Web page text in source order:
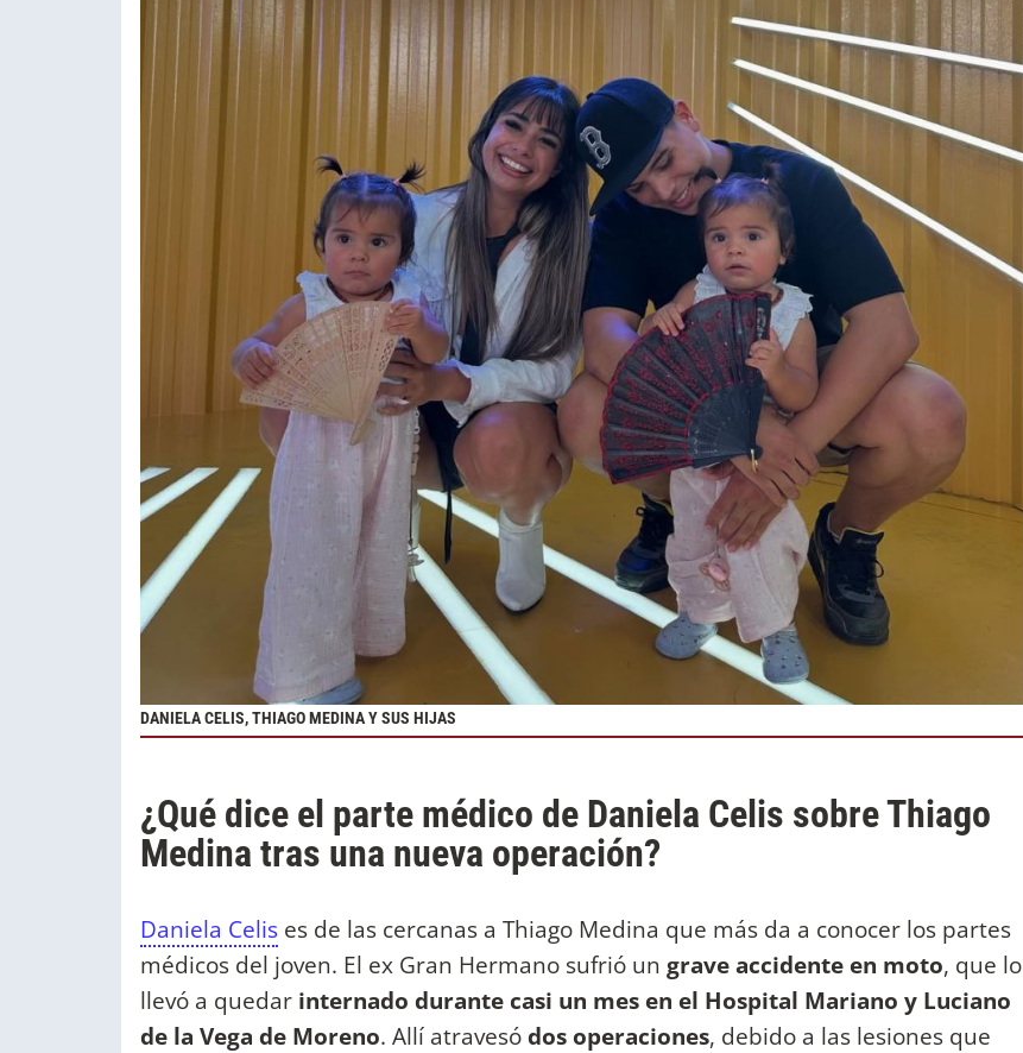
DANIELA CELIS, THIAGO MEDINA Y SUS HIJAS
¿Qué dice el parte médico de Daniela Celis sobre Thiago
Medina tras una nueva operación?
Daniela Celis es de las cercanas a Thiago Medina que más da a conocer los partes
médicos del joven. El ex Gran Hermano sufrió un grave accidente en moto, que lo
llevó a quedar internado durante casi un mes en el Hospital Mariano y Luciano
de la Vega de Moreno. Allí atravesódos operaciones, debido a las lesiones que